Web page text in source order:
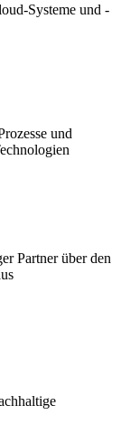
Systeme und -
und
Partner über den